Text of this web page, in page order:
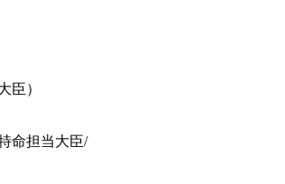
臣）
命担当大臣/